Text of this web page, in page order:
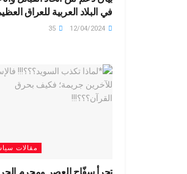
في البلاد العربية للعراق
مقالات